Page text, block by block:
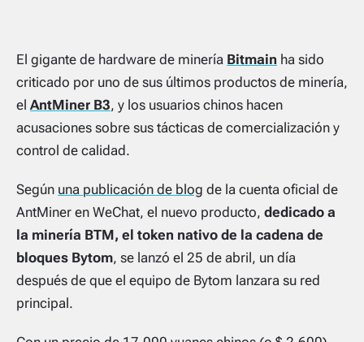
El gigante de hardware de minería Bitmain ha sido
criticado por uno de sus últimos productos de minería,
el AntMiner B3, y los usuarios chinos hacen
acusaciones sobre sus tácticas de comercialización y
control de calidad.
Según una publicación de blog de la cuenta oficial de
AntMiner en WeChat, el nuevo producto, dedicado a
la minería BTM, el token nativo de la cadena de
bloques Bytom, se lanzó el 25 de abril, un día
después de que el equipo de Bytom lanzara su red
principal.